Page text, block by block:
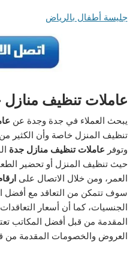
جليسة أطفال بالرياض
عاملات تنظيف
يبحث العملاء في جدة وجدة عن
تنظيف المنزل خاصة وأن الكثير
وتوفر عاملات تنظيف منازل جدة
حيث تنظيف المنزل أو تحضير
العمر، ومن خلال الاتصال على
سوف تتمكن من التعاقد مع أفضل
الجنسيات، كما أن أسعار
المقدمة من قبل أفضل المكاتب
العروض والخصومات المقدمة من